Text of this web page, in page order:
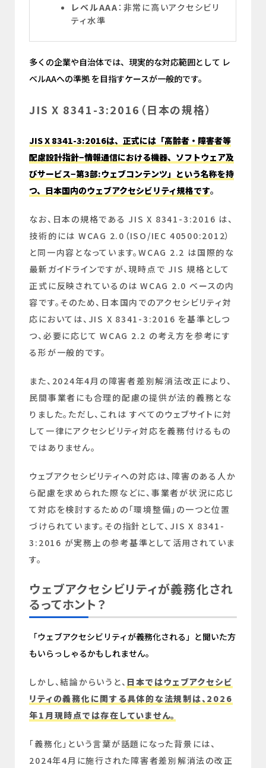
レベルAAA ：非常に高いアクセシビリ
ティ水準
多くの企業や自治体では、現実的な対応範囲として レ
ベルAAへの準拠 を目指すケースが一般的です。
JIS X 8341-3:2016（日本の規格）
JIS X 8341-3:2016は、正式には「高齢者・障害者等
配慮設計指針−情報通信における機器、ソフトウェア及
びサービス−第3部:ウェブコンテンツ」という名称を持
つ、日本国内のウェブアクセシビリティ規格です。
なお、日本の規格である JIS X 8341-3:2016 は、
技術的には WCAG 2.0（ISO/IEC 40500:2012）
と同一内容となっています。WCAG 2.2 は国際的な
最新ガイドラインですが、現時点で JIS 規格として
正式に反映されているのは WCAG 2.0 ベースの内
容です。そのため、日本国内でのアクセシビリティ対
応においては、JIS X 8341-3:2016 を基準としつ
つ、必要に応じて WCAG 2.2 の考え方を参考にす
る形が一般的です。
また、2024年4月の障害者差別解消法改正により、
民間事業者にも合理的配慮の提供が法的義務とな
りました。ただし、これは すべてのウェブサイトに対
して一律にアクセシビリティ対応を義務付けるもの
ではありません。
ウェブアクセシビリティへの対応は、障害のある人か
ら配慮を求められた際などに、事業者が状況に応じ
て対応を検討するための「環境整備」の一つと位置
づけられています。その指針として、JIS X 8341-
3:2016 が実務上の参考基準として活用されていま
す。
ウェブアクセシビリティが義務化され
るってホント？
「ウェブアクセシビリティが義務化される」と聞いた方
もいらっしゃるかもしれません。
しかし、結論からいうと、 日本ではウェブアクセシビ
リティの義務化に関する具体的な法規制は、2026
年1月現時点では存在していません。
「義務化」という言葉が話題になった背景には、
2024年4月に施行された障害者差別解消法の改正